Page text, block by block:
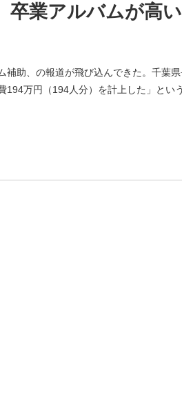
卒業アルバムが高
助、の報道が飛び込んできた。千葉県
194万円（194人分）を計上した」とい